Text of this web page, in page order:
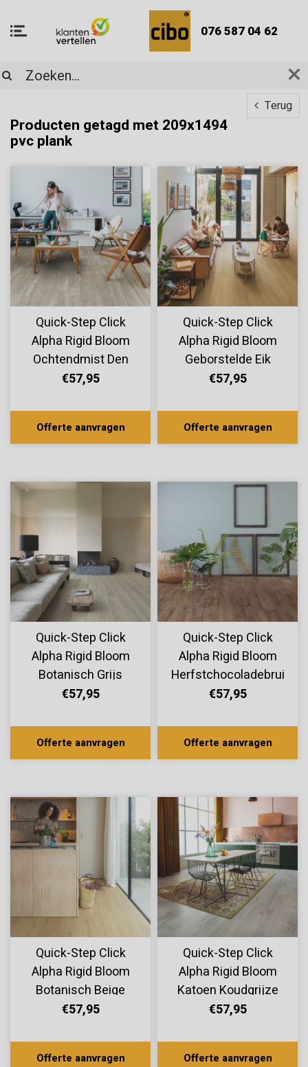
076 587 04 62
Terug
Producten getagd met 209x1494
pvc plank
Quick-Step Click
Alpha Rigid Bloom
Ochtendmist Den
AVMPU40074
€57,95
Offerte aanvragen
Quick-Step Click
Alpha Rigid Bloom
Geborstelde Eik
Honing
€57,95
Offerte aanvragen
Quick-Step Click
Alpha Rigid Bloom
Botanisch Grijs
AVMPU40237
€57,95
Offerte aanvragen
Quick-Step Click
Alpha Rigid Bloom
Herfstchocoladebruine
Eik AVMPU40199
€57,95
Offerte aanvragen
Quick-Step Click
Alpha Rigid Bloom
Botanisch Beige
AVMPU40236
€57,95
Offerte aanvragen
Quick-Step Click
Alpha Rigid Bloom
Katoen Koudgrijze
Eik AVMPU40201
€57,95
Offerte aanvragen